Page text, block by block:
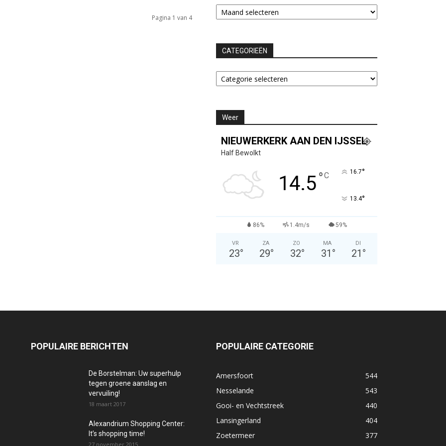
Pagina 1 van 4
Archieven
CATEGORIEËN
CATEGORIEËN
Weer
NIEUWERKERK AAN DEN IJSSEL
Half Bewolkt
14.5°C 16.7°
13.4°
86% 1.4m/s 59%
VR
23°
ZA
29°
ZO
32°
MA
31 °
DI
21 °
POPULAIRE BERICHTEN
De Borstelman: Uw superhulp
tegen groene aanslag en
vervuiling!
18 maart 2017
Alexandrium Shopping Center:
It’s shopping time!
27 november 2015
POPULAIRE CATEGORIE
Amersfoort
544
Nesselande
543
Gooi- en Vechtstreek
440
Lansingerland
404
Zoetermeer
377